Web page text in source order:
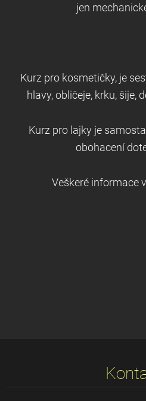
jen
Kurz pro kosmetičky, je
hlavy, obličeje, krku, šije,
Kurz pro lajky je
obohacení
Veškeré informace